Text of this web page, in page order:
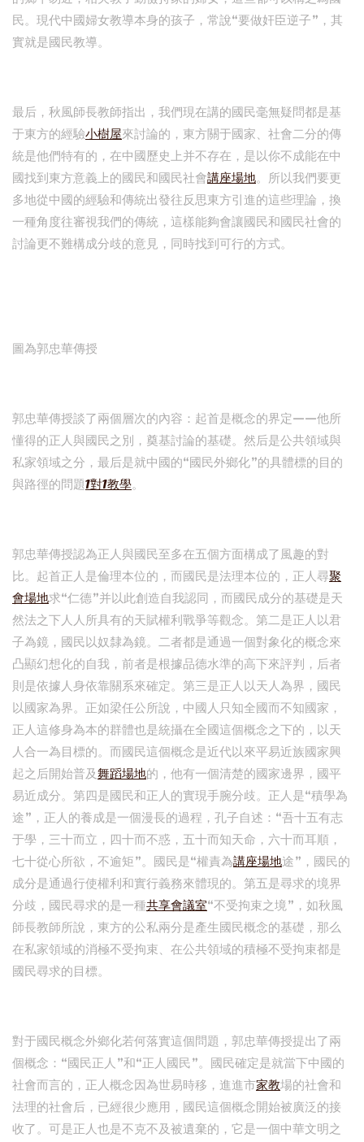
民。現代中國婦女教導本身的孩子，常說“要做奸臣逆子”，其
實就是國民教導。
最后，秋風師長教師指出，我們現在講的國民毫無疑問都是基
于東方的經驗小樹屋來討論的，東方關于國家、社會二分的傳
統是他們特有的，在中國歷史上并不存在，是以你不成能在中
國找到東方意義上的國民和國民社會講座場地。所以我們要更
多地從中國的經驗和傳統出發往反思東方引進的這些理論，換
一種角度往審視我們的傳統，這樣能夠會讓國民和國民社會的
討論更不難構成分歧的意見，同時找到可行的方式。
圖為郭忠華傳授
郭忠華傳授談了兩個層次的內容：起首是概念的界定——他所
懂得的正人與國民之別，奠基討論的基礎。然后是公共領域與
私家領域之分，最后是就中國的“國民外鄉化”的具體標的目的
與路徑的問題1對1教學。
郭忠華傳授認為正人與國民至多在五個方面構成了風趣的對
比。起首正人是倫理本位的，而國民是法理本位的，正人尋聚
會場地求“仁德”并以此創造自我認同，而國民成分的基礎是天
然法之下人人所具有的天賦權利戰爭等觀念。第二是正人以君
子為鏡，國民以奴隸為鏡。二者都是通過一個對象化的概念來
凸顯幻想化的自我，前者是根據品德水準的高下來評判，后者
則是依據人身依靠關系來確定。第三是正人以天人為界，國民
以國家為界。正如梁任公所說，中國人只知全國而不知國家，
正人這修身為本的群體也是統攝在全國這個概念之下的，以天
人合一為目標的。而國民這個概念是近代以來平易近族國家興
起之后開始普及舞蹈場地的，他有一個清楚的國家邊界，國平
易近成分。第四是國民和正人的實現手腕分歧。正人是“積學為
途”，正人的養成是一個漫長的過程，孔子自述：“吾十五有志
于學，三十而立，四十而不惑，五十而知天命，六十而耳順，
七十從心所欲，不逾矩”。國民是“權責為講座場地途”，國民的
成分是通過行使權利和實行義務來體現的。第五是尋求的境界
分歧，國民尋求的是一種共享會議室“不受拘束之境”，如秋風
師長教師所說，東方的公私兩分是產生國民概念的基礎，那么
在私家領域的消極不受拘束、在公共領域的積極不受拘束都是
國民尋求的目標。
對于國民概念外鄉化若何落實這個問題，郭忠華傳授提出了兩
個概念：“國民正人”和“正人國民”。國民確定是就當下中國的
社會而言的，正人概念因為世易時移，進進市家教場的社會和
法理的社會后，已經很少應用，國民這個概念開始被廣泛的接
收了。可是正人也是不克不及被遺棄的，它是一個中華文明之